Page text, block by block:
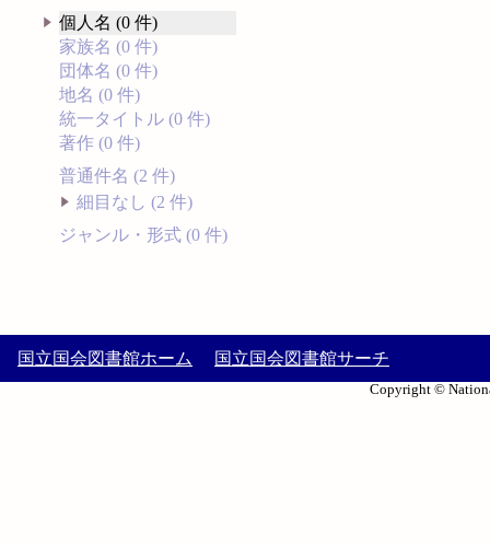
個人名 (0 件)
家族名 (0 件)
団体名 (0 件)
地名 (0 件)
統一タイトル (0 件)
著作 (0 件)
普通件名 (2 件)
細目なし (2 件)
ジャンル・形式 (0 件)
国立国会図書館ホーム 国立国会図書館サーチ
Copyright ©